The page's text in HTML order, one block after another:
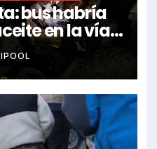
bus habría
en la vía e